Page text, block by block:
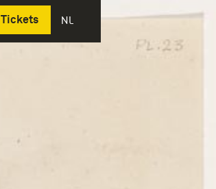
Tickets NL
Deutsch